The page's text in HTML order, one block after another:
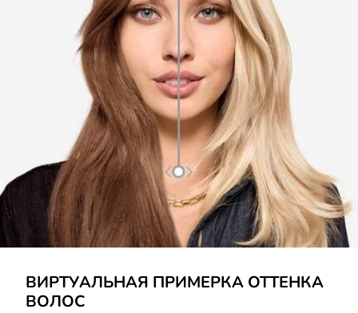
ВИРТУАЛЬНАЯ ПРИМЕРКА ОТТЕНКА
ВОЛОС